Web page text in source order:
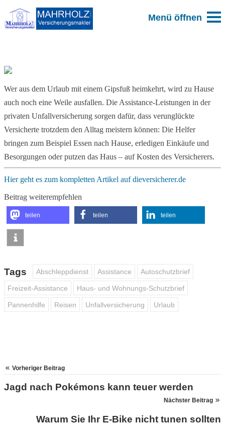
Zum Blog
Wer aus dem Urlaub mit einem Gipsfuß heimkehrt, wird zu Hause
auch noch eine Weile ausfallen. Die Assistance-Leistungen in der
privaten Unfallversicherung sorgen dafür, dass verunglückte
Versicherte trotzdem den Alltag meistern können: Die Helfer
bringen zum Beispiel Essen nach Hause, erledigen Einkäufe und
Besorgungen oder putzen das Haus – auf Kosten des Versicherers.
Hier geht es zum kompletten Artikel auf dieversicherer.de
Beitrag weiterempfehlen
teilen teilen teilen
Tags Abschleppdienst Assistance Autoschutzbrief
Freizeit-Assistance Haus- und Wohnungs-Schutzbrief
Pannenhilfe Reisen Unfallversicherung Urlaub
Vorheriger Beitrag
Jagd nach Pokémons kann teuer werden
Nächster Beitrag
Warum Sie Ihr E-Bike nicht tunen sollten